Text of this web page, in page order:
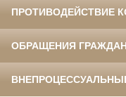
ПРОТИВОДЕЙСТВИЕ
ОБРАЩЕНИЯ ГРАЖДАН